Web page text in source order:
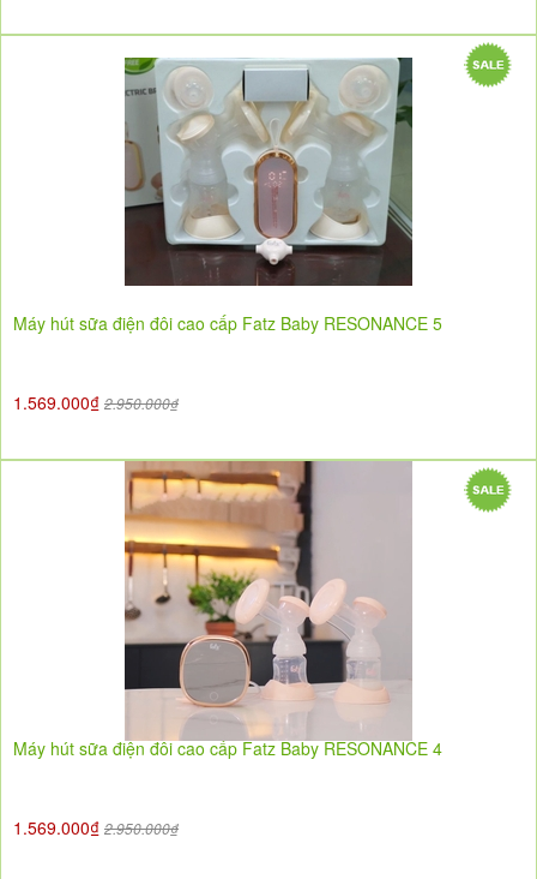
Máy hút sữa điện đôi cao cấp Fatz Baby RESONANCE 5
1.569.000₫ 2.950.000₫
Máy hút sữa điện đôi cao cấp Fatz Baby RESONANCE 4
1.569.000₫ 2.950.000₫